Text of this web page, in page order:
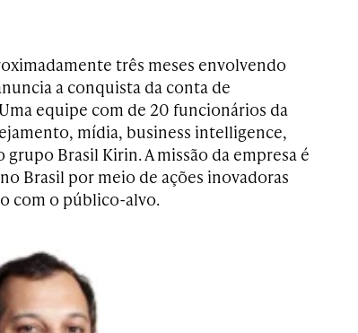
três meses envolvendo
a conquista da conta de
equipe com de 20 funcionários da
mídia, business intelligence,
Brasil Kirin. A missão da empresa é
Brasil por meio de ações inovadoras
com o público-alvo.